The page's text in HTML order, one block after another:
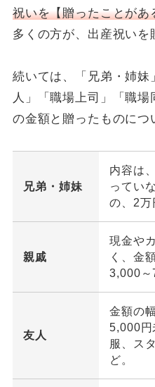
祝いを【贈ったことが
多くの方が、出産祝いを
続いては、「兄弟・姉妹
人」「職場上司」「職
の金額と贈ったものにつ
兄弟・姉妹
内容は
ってい
の、2万
親戚
現金や
く、金
3,000～
友人
金額の
5,000円
服、ス
ど。